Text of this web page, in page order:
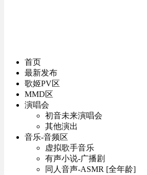
首页
最新发布
歌姬PV区
MMD区
演唱会
初音未来演唱会
其他演出
音乐-音频区
虚拟歌手音乐
有声小说-广播剧
同人音声-ASMR [全年龄]